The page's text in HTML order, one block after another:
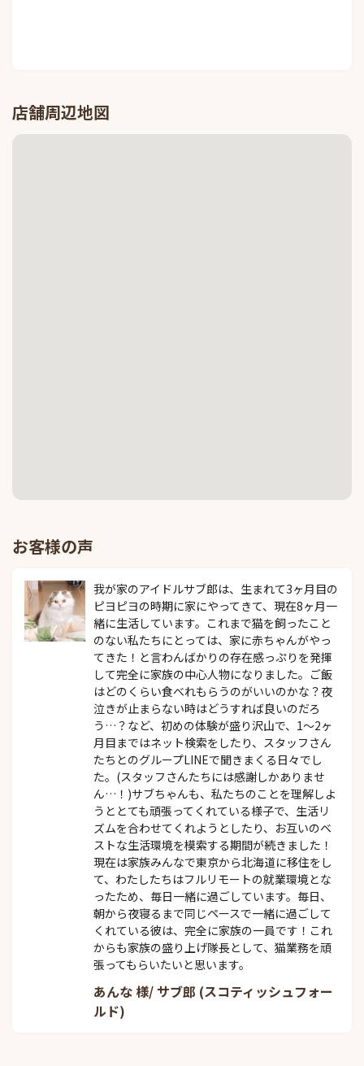
店舗周辺地図
お客様の声
我が家のアイドルサブ郎は、生まれて3ヶ月目の
ピヨピヨの時期に家にやってきて、現在8ヶ月一
緒に生活しています。これまで猫を飼ったこと
のない私たちにとっては、家に赤ちゃんがやっ
てきた！と言わんばかりの存在感っぷりを発揮
して完全に家族の中心人物になりました。ご飯
はどのくらい食べれもらうのがいいのかな？夜
泣きが止まらない時はどうすれば良いのだろ
う…？など、初めの体験が盛り沢山で、1～2ヶ
月目まではネット検索をしたり、スタッフさん
たちとのグループLINEで聞きまくる日々でし
た。(スタッフさんたちには感謝しかありませ
ん…！)サブちゃんも、私たちのことを理解しよ
うととても頑張ってくれている様子で、生活リ
ズムを合わせてくれようとしたり、お互いのベ
ストな生活環境を模索する期間が続きました！
現在は家族みんなで東京から北海道に移住をし
て、わたしたちはフルリモートの就業環境とな
ったため、毎日一緒に過ごしています。毎日、
朝から夜寝るまで同じペースで一緒に過ごして
くれている彼は、完全に家族の一員です！これ
からも家族の盛り上げ隊長として、猫業務を頑
張ってもらいたいと思います。
あんな 様/ サブ郎 (スコティッシュフォー
ルド)